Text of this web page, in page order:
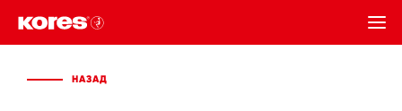
НАЗАД